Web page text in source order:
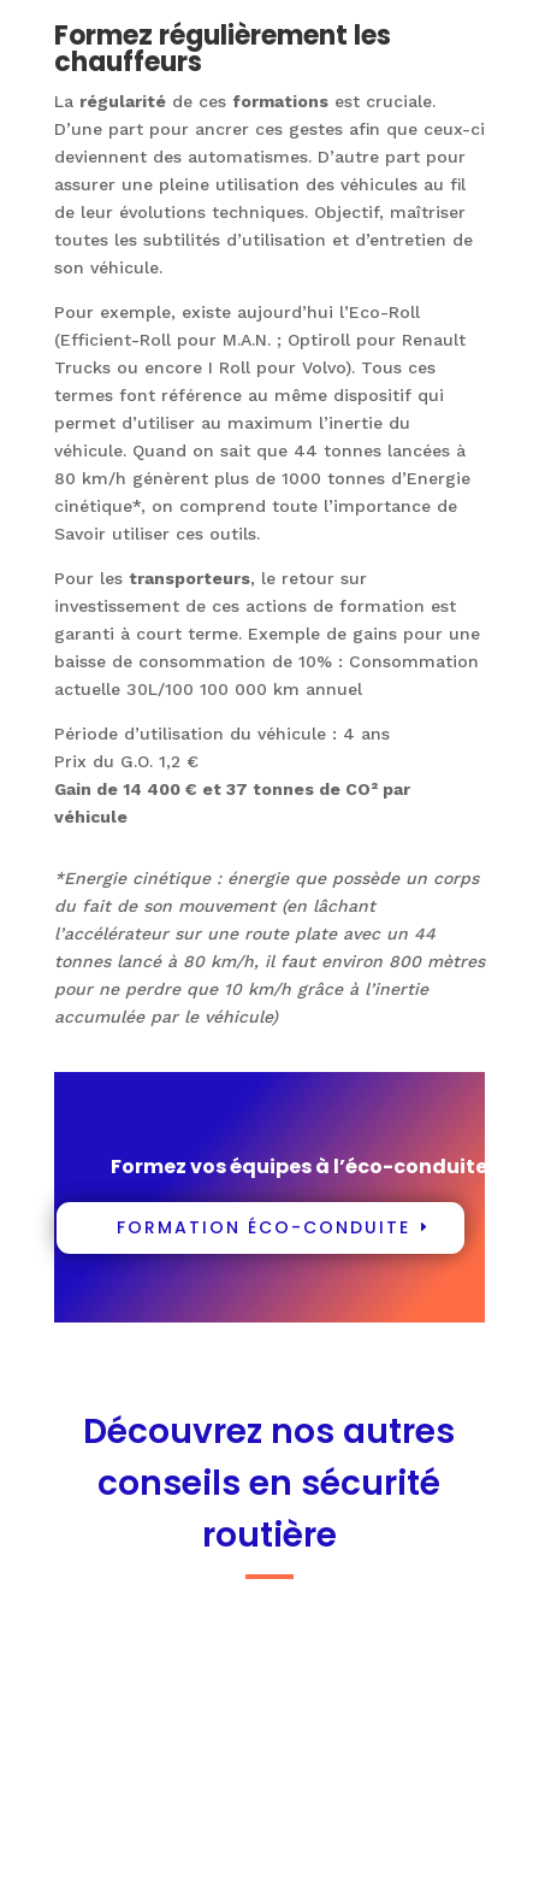
Formez régulièrement les
chauffeurs
La régularitéde ces formationsest cruciale.
D’une part pour ancrer ces gestes afin que ceux-ci
deviennent des automatismes. D’autre part pour
assurer une pleine utilisation des véhicules au fil
de leur évolutions techniques. Objectif, maîtriser
toutes les subtilités d’utilisation et d’entretien de
son véhicule.
Pour exemple, existe aujourd’hui l’Eco-Roll
(Efficient-Roll pour M.A.N. ; Optiroll pour Renault
Trucks ou encore I Roll pour Volvo). Tous ces
termes font référence au même dispositif qui
permet d’utiliser au maximum l’inertie du
véhicule. Quand on sait que 44 tonnes lancées à
80 km/h génèrent plus de 1000 tonnes d’Energie
cinétique*, on comprend toute l’importance de
Savoir utiliser ces outils.
Pour les transporteurs, le retour sur
investissement de ces actions de formation est
garanti à court terme. Exemple de gains pour une
baisse de consommation de 10% : Consommation
actuelle 30L/100 100 000 km annuel
Période d’utilisation du véhicule : 4 ans
Prix du G.O. 1,2 €
Gain de 14 400 € et 37 tonnes de CO² par
véhicule
*Energie cinétique : énergie que possède un corps
du fait de son mouvement (en lâchant
l’accélérateur sur une route plate avec un 44
tonnes lancé à 80 km/h, il faut environ 800 mètres
pour ne perdre que 10 km/h grâce à l’inertie
accumulée par le véhicule)
Formez vos équipes à l’éco-conduite
FORMATION ÉCO-CONDUITE
Découvrez nos autres
conseils en sécurité
routière